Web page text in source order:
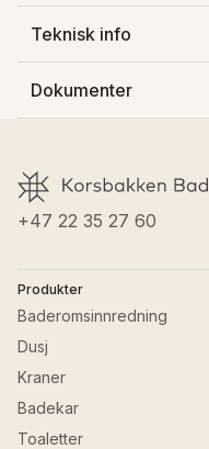
Varenummer:
Farge baderomsmøbler
Teknisk info
Dokumenter
+47 22 35 27 60
Produkter
Baderomsinnredning
Dusj
Kraner
Badekar
Toaletter